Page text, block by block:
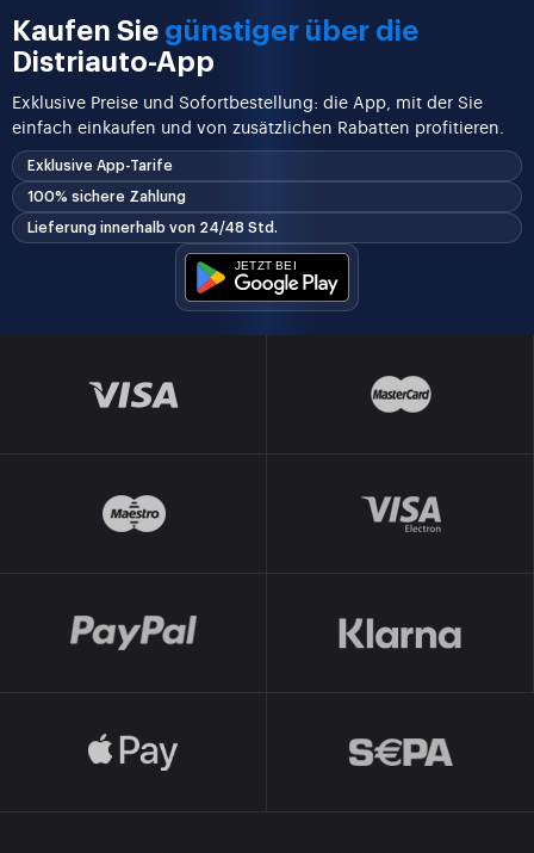
Kaufen Sie günstiger über die
Distriauto-App
Exklusive Preise und Sofortbestellung: die App, mit der Sie
einfach einkaufen und von zusätzlichen Rabatten profitieren.
Exklusive App-Tarife
100% sichere Zahlung
Lieferung innerhalb von 24/48 Std.